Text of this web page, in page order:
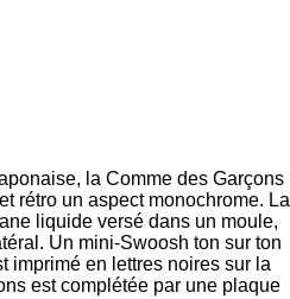
la Comme des Garçons
rétro un aspect monochrome. La
liquide versé dans un moule,
Un mini-Swoosh ton sur ton
imprimé en lettres noires sur la
est complétée par une plaque